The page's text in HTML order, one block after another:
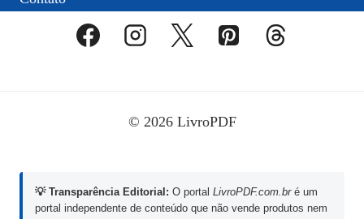
© 2026 LivroPDF
💡 Transparência Editorial: O portal LivroPDF.com.bré um
portal independente de conteúdo que não vende produtos nem